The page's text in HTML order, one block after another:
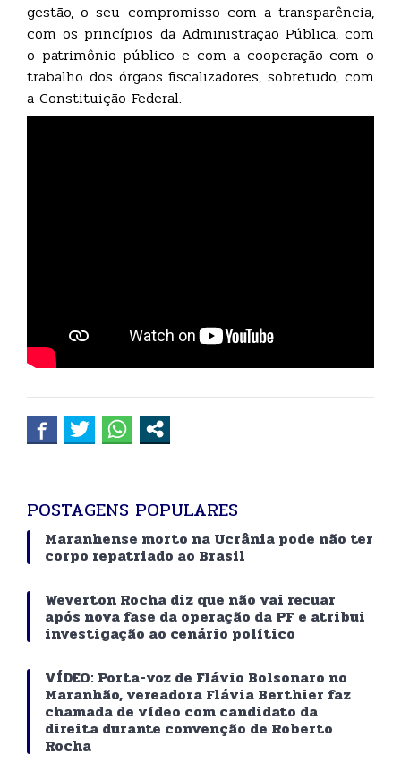
gestão, o seu compromisso com a transparência,
com os princípios da Administração Pública, com
o patrimônio público e com a cooperação com o
trabalho dos órgãos fiscalizadores, sobretudo, com
a Constituição Federal.
POSTAGENS POPULARES
Maranhense morto na Ucrânia pode não ter
corpo repatriado ao Brasil
Weverton Rocha diz que não vai recuar
após nova fase da operação da PF e atribui
investigação ao cenário político
VÍDEO: Porta-voz de Flávio Bolsonaro no
Maranhão, vereadora Flávia Berthier faz
chamada de vídeo com candidato da
direita durante convenção de Roberto
Rocha